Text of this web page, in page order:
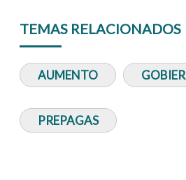
TEMAS RELACIONADOS
AUMENTO
PREPAGAS